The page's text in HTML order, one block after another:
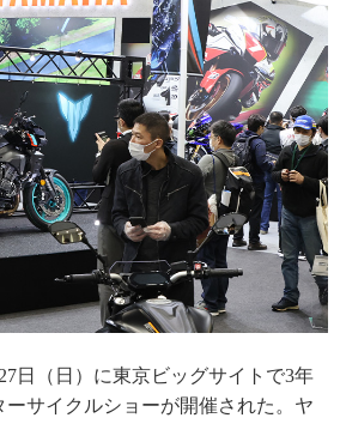
日（日）に東京ビッグサイトで3年
サイクルショーが開催された。ヤ